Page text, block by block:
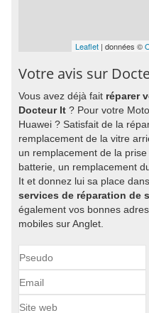
Leaflet | données ©
Votre avis sur
Vous avez déjà fait réparer
Docteur It ? Pour votre
Huawei ? Satisfait de la
remplacement de la vitre
un remplacement de la
batterie, un remplacement
It et donnez lui sa place
services de réparation de
également vos bonnes
mobiles sur Anglet.